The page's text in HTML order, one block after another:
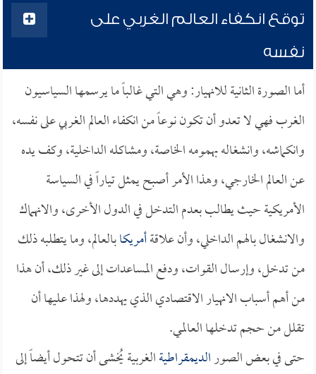
توقع انكفاء العالم الغربي على
نفسه
أما الصورة الثانية للانهيار: وهي التي غالباً ما يرسمها السياسيون
الغرب فهي لا تعدو أن تكون نوعاً من انكفاء العالم الغربي على نفسه،
وانكماشه، وانشغاله بهمومه الخاصة، ومشاكله الداخلية، وكف يده
عن العالم الخارجي، وهذا الأمر أصبح يمثل تياراً في السياسة
الأمريكية حيث يطالب بعدم التدخل في الدول الأخرى، والانهماك
والانشغال بالهم الداخلي، وأن علاقةأمريكابالعالم، وما يتطلبه ذلك
من تدخل، وإرسال القوات، ودفع المساعدات إلى غير ذلك، أن هذا
من أهم أسباب الانهيار الاقتصادي الذي يهددها، ولهذا عليها أن
تقلل من حجم تدخلها العالمي.
حتى في بعض الصورالديمقراطيةالغربية يُخشى أن تتحول أيضاً إلى